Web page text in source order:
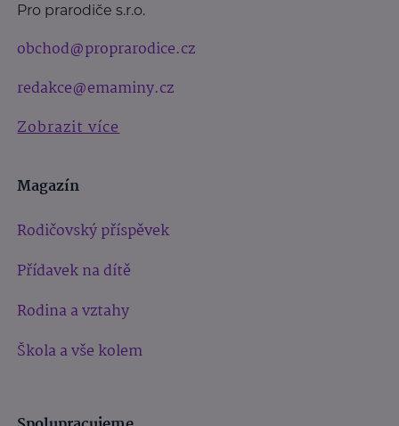
Pro prarodiče s.r.o.
obchod@proprarodice.cz
redakce@emaminy.cz
Zobrazit více
Magazín
Rodičovský příspěvek
Přídavek na dítě
Rodina a vztahy
Škola a vše kolem